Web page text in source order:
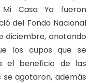
Casa Ya fueron
del Fondo Nacional
diciembre, anotando
los cupos que se
el beneficio de las
agotaron, además